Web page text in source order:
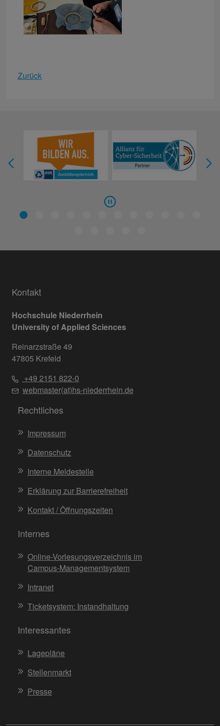
Zurück
Kontakt
Hochschule Niederrhein
University of Applied Sciences
Reinarzstraße 49
47805 Krefeld
+49 2151 822-0
webmaster(at)hs-niederrhein.de
Rechtliches
Impressum
Datenschutz
Interne Meldestelle
Erklärung zur Barrierefreiheit
Kontakt / Öffnungszeiten
Internes
Online-Vorlesungsverzeichnis im
Campus-Managementsystem
Intranet
Ticketsystem: Instandhaltung
Interessantes
Lagepläne
Stellenmarkt
Presse